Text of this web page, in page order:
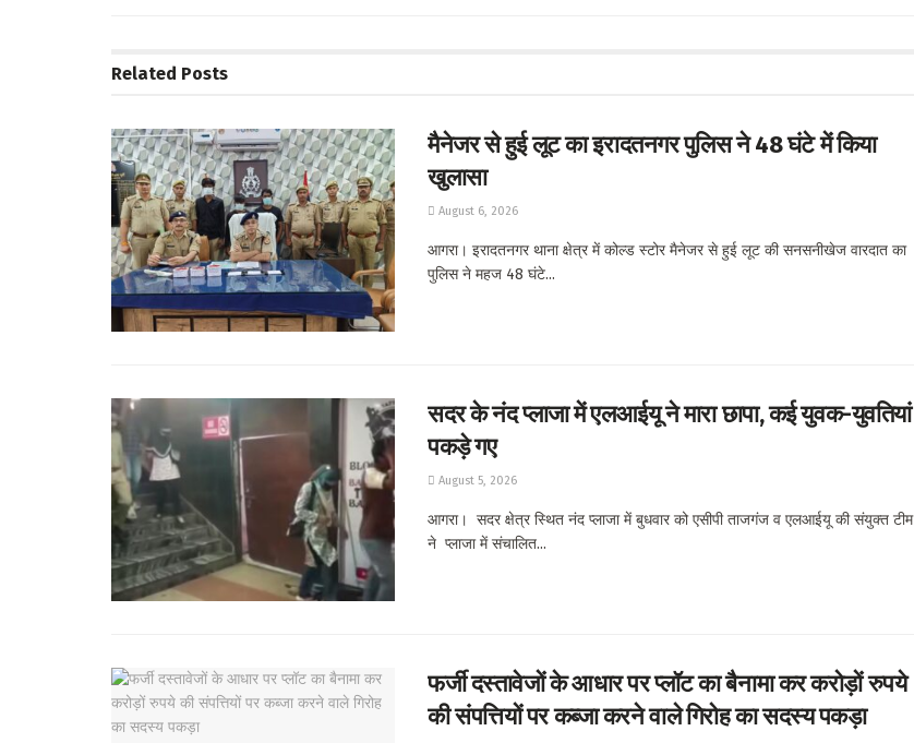
Related Posts
मैनेजर से हुई लूट का इरादतनगर पुलिस ने 48 घंटे में किया
खुलासा
August 6, 2026
आगरा। इरादतनगर थाना क्षेत्र में कोल्ड स्टोर मैनेजर से हुई लूट की सनसनीखेज वारदात का
पुलिस ने महज 48 घंटे...
सदर के नंद प्लाजा में एलआईयू ने मारा छापा, कई युवक-युवतियां
पकड़े गए
August 5, 2026
आगरा। सदर क्षेत्र स्थित नंद प्लाजा में बुधवार को एसीपी ताजगंज व एलआईयू की संयुक्त टीम
ने प्लाजा में संचालित...
फर्जी दस्तावेजों के आधार पर प्लॉट का बैनामा कर करोड़ों रुपये
की संपत्तियों पर कब्जा करने वाले गिरोह का सदस्य पकड़ा